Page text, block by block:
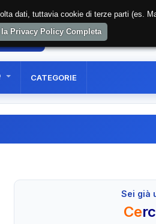
REGISTRAZIONE UTENTE
CATEGORIE
Sei già
Ce
dati, tuttavia cookie di terze parti (es.
Privacy Policy Completa